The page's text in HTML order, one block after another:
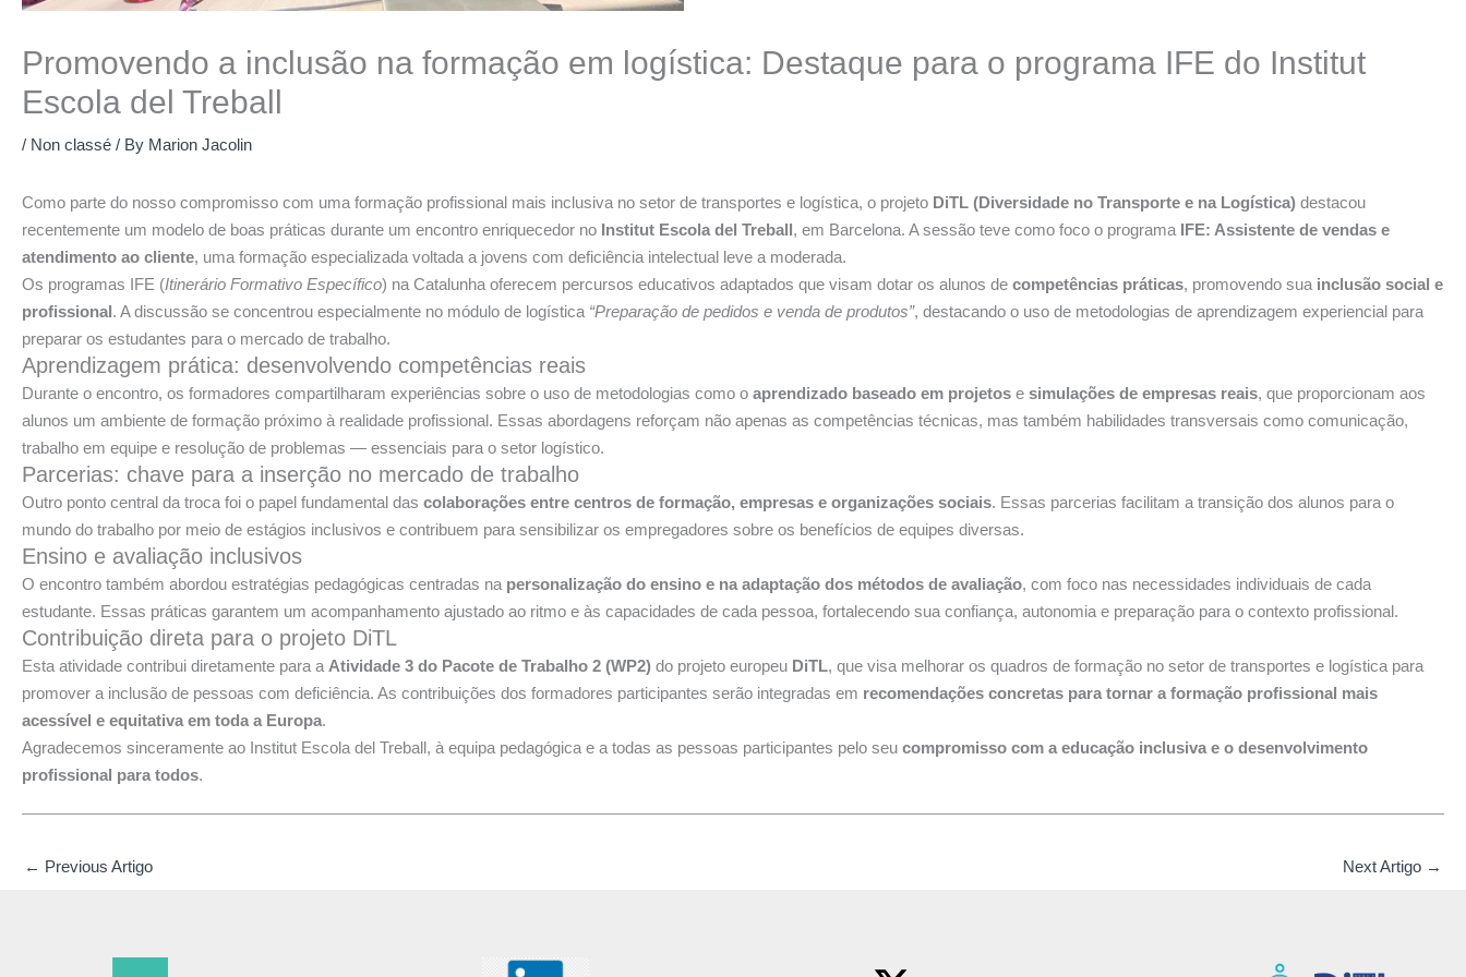
Promovendo a inclusão na formação em logística: Destaque para o programa IFE do Institut
Escola del Treball
/ Non classé / By Marion Jacolin
Como parte do nosso compromisso com uma formação profissional mais inclusiva no setor de transportes e logística, o projeto DiTL (Diversidade no Transporte e na Logística) destacou
recentemente um modelo de boas práticas durante um encontro enriquecedor no Institut Escola del Treball, em Barcelona. A sessão teve como foco o programa IFE: Assistente de vendas e
atendimento ao cliente, uma formação especializada voltada a jovens com deficiência intelectual leve a moderada.
Os programas IFE (Itinerário Formativo Específico) na Catalunha oferecem percursos educativos adaptados que visam dotar os alunos de competências práticas, promovendo sua inclusão social e
profissional. A discussão se concentrou especialmente no módulo de logística “Preparação de pedidos e venda de produtos”, destacando o uso de metodologias de aprendizagem experiencial para
preparar os estudantes para o mercado de trabalho.
Aprendizagem prática: desenvolvendo competências reais
Durante o encontro, os formadores compartilharam experiências sobre o uso de metodologias como o aprendizado baseado em projetos e simulações de empresas reais, que proporcionam aos
alunos um ambiente de formação próximo à realidade profissional. Essas abordagens reforçam não apenas as competências técnicas, mas também habilidades transversais como comunicação,
trabalho em equipe e resolução de problemas — essenciais para o setor logístico.
Parcerias: chave para a inserção no mercado de trabalho
Outro ponto central da troca foi o papel fundamental das colaborações entre centros de formação, empresas e organizações sociais. Essas parcerias facilitam a transição dos alunos para o
mundo do trabalho por meio de estágios inclusivos e contribuem para sensibilizar os empregadores sobre os benefícios de equipes diversas.
Ensino e avaliação inclusivos
O encontro também abordou estratégias pedagógicas centradas na personalização do ensino e na adaptação dos métodos de avaliação, com foco nas necessidades individuais de cada
estudante. Essas práticas garantem um acompanhamento ajustado ao ritmo e às capacidades de cada pessoa, fortalecendo sua confiança, autonomia e preparação para o contexto profissional.
Contribuição direta para o projeto DiTL
Esta atividade contribui diretamente para a Atividade 3 do Pacote de Trabalho 2 (WP2) do projeto europeu DiTL, que visa melhorar os quadros de formação no setor de transportes e logística para
promover a inclusão de pessoas com deficiência. As contribuições dos formadores participantes serão integradas em recomendações concretas para tornar a formação profissional mais
acessível e equitativa em toda a Europa.
Agradecemos sinceramente ao Institut Escola del Treball, à equipa pedagógica e a todas as pessoas participantes pelo seu compromisso com a educação inclusiva e o desenvolvimento
profissional para todos.
← Previous Artigo Next Artigo →